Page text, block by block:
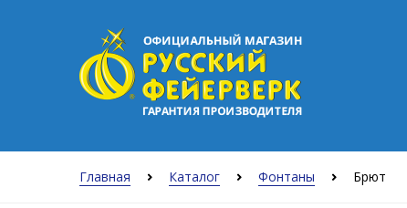
Главная Каталог Фонтаны Брют